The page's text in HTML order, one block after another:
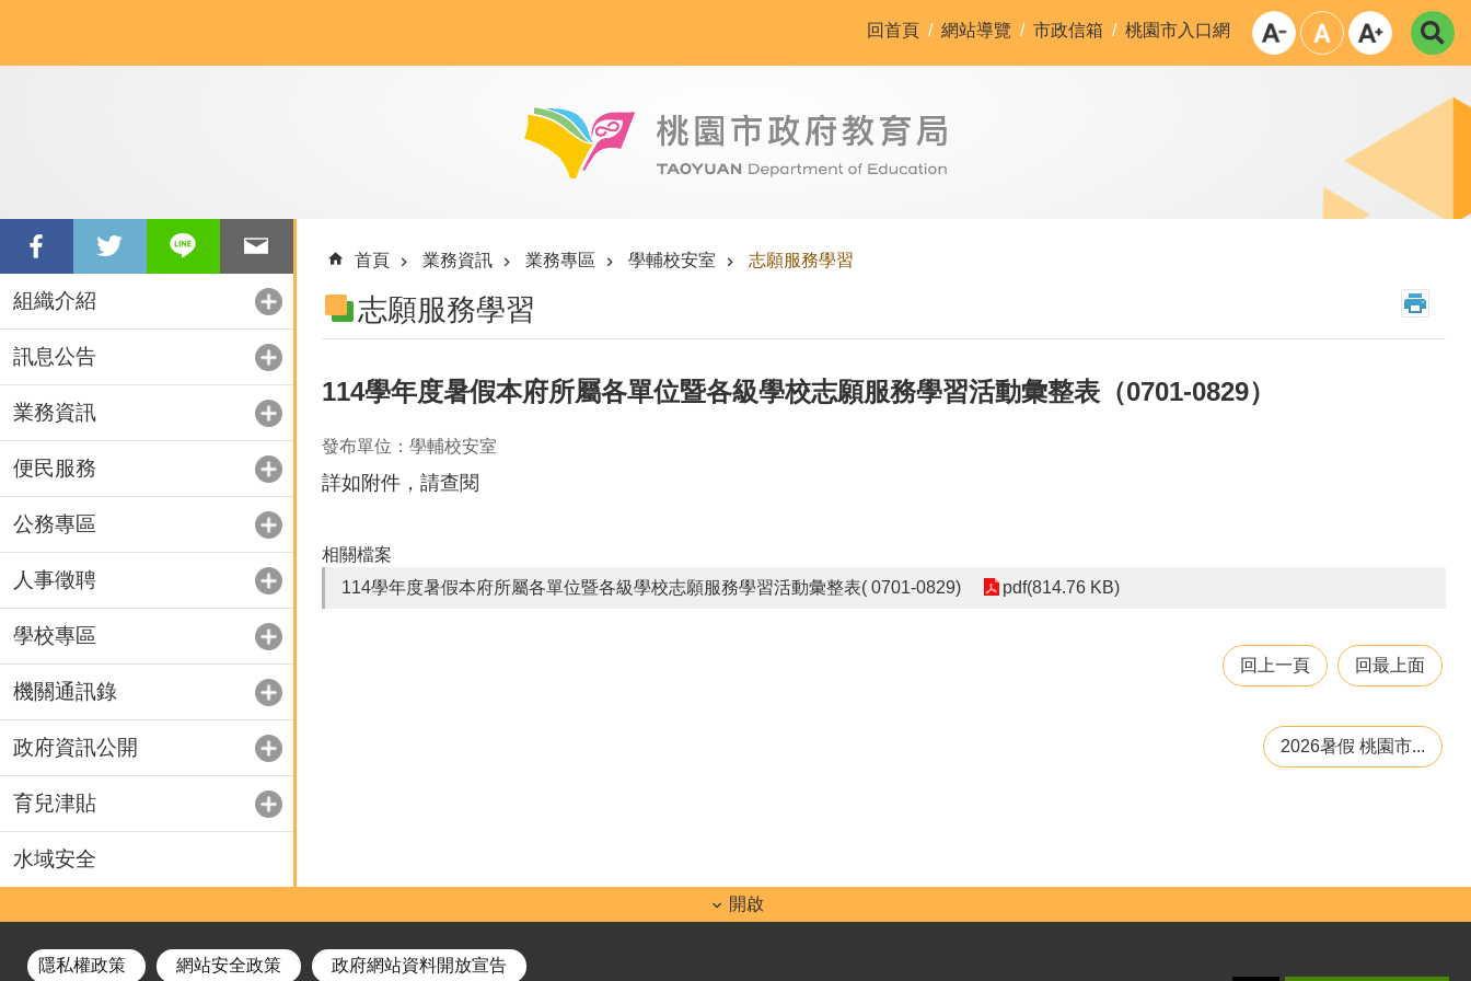
回首頁 網站導覽 市政信箱 桃園市入口網
組織介紹
訊息公告
業務資訊
便民服務
公務專區
人事徵聘
學校專區
機關通訊錄
政府資訊公開
育兒津貼
水域安全
首頁 業務資訊 業務專區 學輔校安室 志願服務學習
志願服務學習
114學年度暑假本府所屬各單位暨各級學校志願服務學習活動彙整表（0701-0829）
發布單位：學輔校安室
詳如附件，請查閱
相關檔案
114學年度暑假本府所屬各單位暨各級學校志願服務學習活動彙整表( 0701-0829)
pdf(814.76 KB)
回上一頁 回最上面
2026暑假 桃園市...
開啟
隱私權政策 網站安全政策 政府網站資料開放宣告